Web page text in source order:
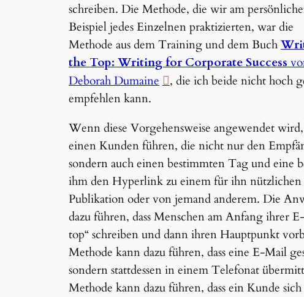
schreiben. Die Methode, die wir am
Beispiel jedes Einzelnen praktizierten, war die
Methode aus dem Training und dem Buch
the Top: Writing for Corporate Success
Deborah Dumaine
, die ich beide nicht hoch
empfehlen kann.
Wenn diese Vorgehensweise angewendet
einen Kunden führen, die nicht nur den
sondern auch einen bestimmten Tag und eine
ihm den Hyperlink zu einem für ihn nützlichen
Publikation oder von jemand anderem. Die
dazu führen, dass Menschen am Anfang ihrer
top“ schreiben und dann ihren Hauptpunkt
Methode kann dazu führen, dass eine E-Mail
sondern stattdessen in einem Telefonat
Methode kann dazu führen, dass ein Kunde